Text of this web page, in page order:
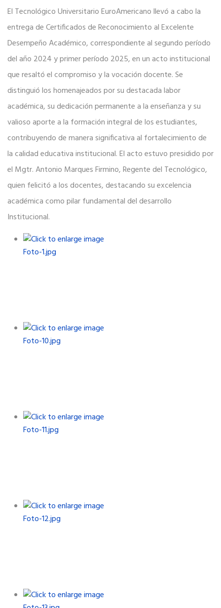
El Tecnológico Universitario EuroAmericano llevó a cabo la
entrega de Certificados de Reconocimiento al Excelente
Desempeño Académico, correspondiente al segundo período
del año 2024 y primer período 2025, en un acto institucional
que resaltó el compromiso y la vocación docente. Se
distinguió los homenajeados por su destacada labor
académica, su dedicación permanente a la enseñanza y su
valioso aporte a la formación integral de los estudiantes,
contribuyendo de manera significativa al fortalecimiento de
la calidad educativa institucional. El acto estuvo presidido por
el Mgtr. Antonio Marques Firmino, Regente del Tecnológico,
quien felicitó a los docentes, destacando su excelencia
académica como pilar fundamental del desarrollo
Institucional.